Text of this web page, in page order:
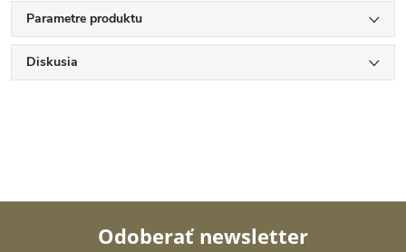
Parametre produktu
Diskusia
Odoberať newsletter